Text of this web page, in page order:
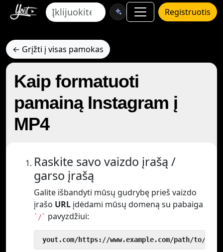
Registruotis
← Grįžti į visas pamokas
Kaip formatuoti
pamainą Instagram į
MP4
Raskite savo vaizdo įrašą /
garso įrašą
Galite išbandyti mūsų gudrybę prieš vaizdo
įrašo URL įdėdami mūsų domeną su pabaiga
`/` pavyzdžiui:
yout.com/https://www.example.com/path/to/